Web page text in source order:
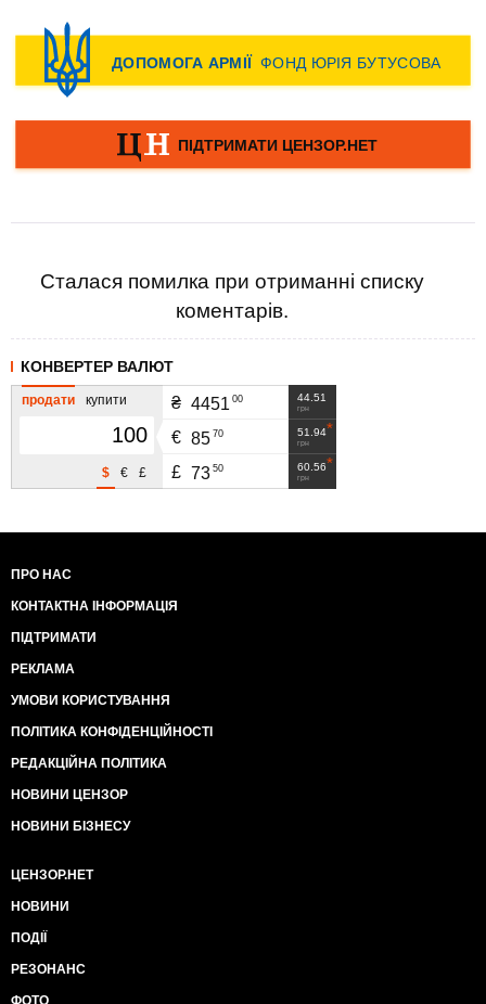
Сталася помилка при отриманні списку
коментарів.
КОНВЕРТЕР ВАЛЮТ
продати купити
£
€
$
44.51
грн
₴ 4451 00
51.94
грн
€ 85 70
60.56
грн
£ 73 50
ПРО НАС
КОНТАКТНА ІНФОРМАЦІЯ
ПІДТРИМАТИ
РЕКЛАМА
УМОВИ КОРИСТУВАННЯ
ПОЛІТИКА КОНФІДЕНЦІЙНОСТІ
РЕДАКЦІЙНА ПОЛІТИКА
НОВИНИ ЦЕНЗОР
НОВИНИ БІЗНЕСУ
ЦЕНЗОР.НЕТ
НОВИНИ
ПОДІЇ
РЕЗОНАНС